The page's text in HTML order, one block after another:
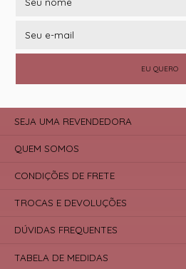
EU QUERO
SEJA UMA REVENDEDORA
QUEM SOMOS
CONDIÇÕES DE FRETE
TROCAS E DEVOLUÇÕES
DÚVIDAS FREQUENTES
TABELA DE MEDIDAS